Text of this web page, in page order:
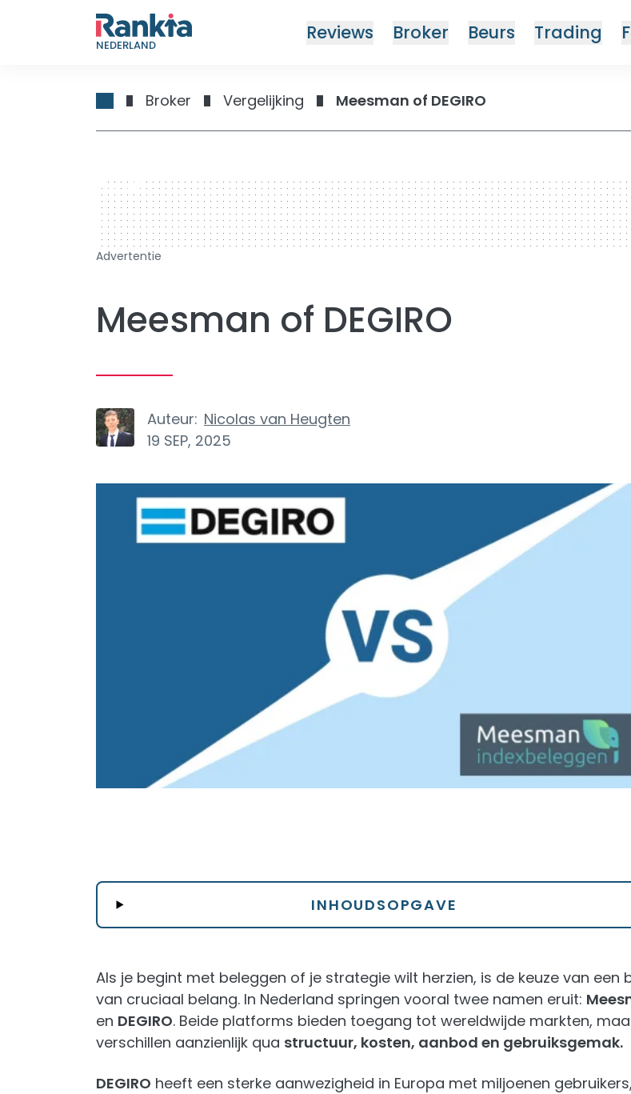
NEDERLAND
Reviews Broker Beurs Trading
Broker Vergelijking Meesman of DEGIRO
728 x 90
Advertentie
Meesman of DEGIRO
Auteur: Nicolas van Heugten
19 SEP, 2025
INHOUDSOPGAVE
Als je begint met beleggen of je strategie wilt herzien, is de keuze van een
van cruciaal belang. In Nederland springen vooral twee namen eruit:
en DEGIRO. Beide platforms bieden toegang tot wereldwijde markten,
verschillen aanzienlijk qua structuur, kosten, aanbod en gebruiksgemak.
DEGIRO heeft een sterke aanwezigheid in Europa met miljoenen